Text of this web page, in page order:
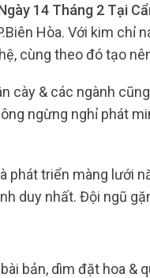
14 Tháng 2 Tại
Hòa. Với kim chỉ
cùng theo đó tạo
cày & các ngành
ngừng nghỉ phát
phát triển màng lưới
duy nhất. Đội ngũ
bản, dìm đặt hoa